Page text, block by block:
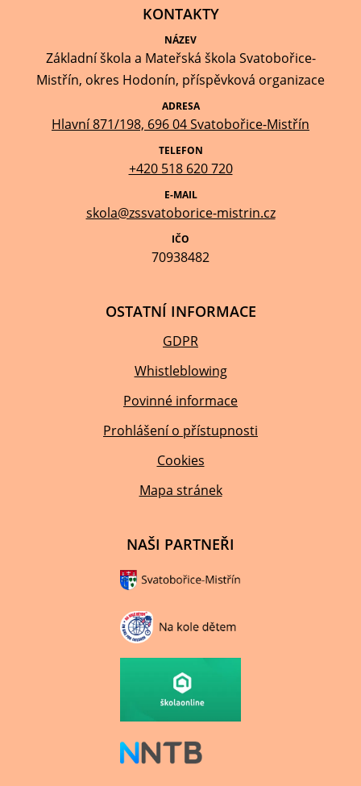
KONTAKTY
NÁZEV
Základní škola a Mateřská škola Svatobořice-
Mistřín, okres Hodonín, příspěvková organizace
ADRESA
Hlavní 871/198, 696 04 Svatobořice-Mistřín
TELEFON
+420 518 620 720
E-MAIL
skola@zssvatoborice-mistrin.cz
IČO
70938482
OSTATNÍ INFORMACE
GDPR
Whistleblowing
Povinné informace
Prohlášení o přístupnosti
Cookies
Mapa stránek
NAŠI PARTNEŘI